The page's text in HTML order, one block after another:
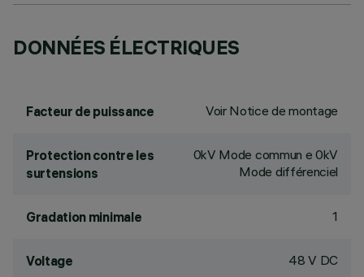
DONNÉES ÉLECTRIQUES
Facteur de puissance Voir Notice de montage
Protection contre les
surtensions
0kV Mode commun e 0kV
Mode différenciel
Gradation minimale 1
Voltage 48 V DC